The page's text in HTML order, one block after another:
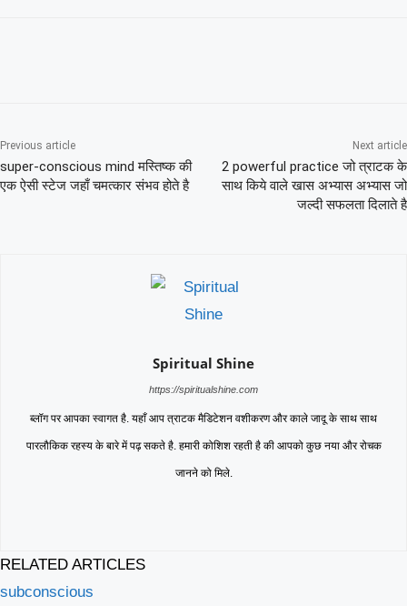
Previous article
super-conscious mind मस्तिष्क की
एक ऐसी स्टेज जहाँ चमत्कार संभव होते है
Next article
2 powerful practice जो त्राटक के
साथ किये वाले खास अभ्यास अभ्यास जो
जल्दी सफलता दिलाते है
Spiritual Shine
https://spiritualshine.com
ब्लॉग पर आपका स्वागत है. यहाँ आप त्राटक मैडिटेशन वशीकरण और काले जादू के साथ साथ
पारलौकिक रहस्य के बारे में पढ़ सकते है. हमारी कोशिश रहती है की आपको कुछ नया और रोचक
जानने को मिले.
RELATED ARTICLES
subconscious